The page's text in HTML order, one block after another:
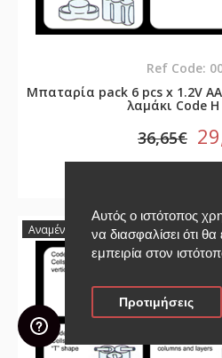
Αυτός ο ιστότοπος
να διασφαλίσει ότι
εμπειρία στον
Προτιμήσεις
Ref Code:
Μπαταρία pack 6 pcs x 1.2V
λαμάκι Code
36,65€
Αναμένεται Σύντομα